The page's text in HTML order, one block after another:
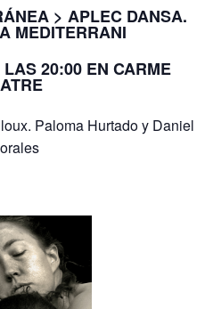
> APLEC DANSA.
MEDITERRANI
20:00 EN CARME
Paloma Hurtado y Daniel